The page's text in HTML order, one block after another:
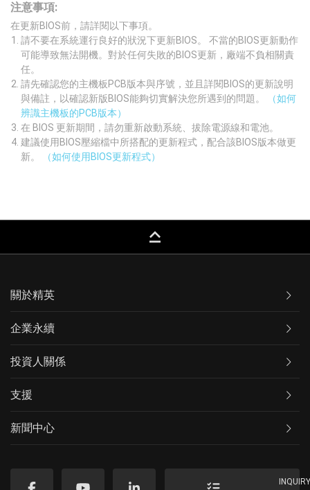
注意事項:
在更新BIOS前，請詳閱以下事項。
請不要在系統運行良好的狀況下更新BIOS。 不當的BIOS更新動作
可能導致無法開機。對於任何失敗的BIOS更新，廠端不負相關責
任。
請先確認您的主機板PCB版本與序號，並且詳閱BIOS的更新說明
與備註，以確認新版BIOS能夠切實解決您所遇到的問題。
（如何
辨識主機板的PCB版本）
在 BIOS 更新期間，請勿重新啟動系統、拔除電源線和電池。
建議使用BIOS壓縮檔中所搭配的更新程式，配合該BIOS版本做更
新。
（如何使用BIOS更新程式）
keyboard_capslock
關於精英
企業永續
投資人關係
支援
新聞中心